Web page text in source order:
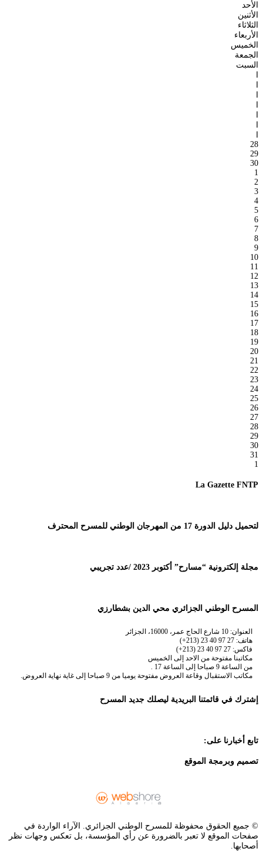
الأحد
الأثنين
الثلاثاء
الأربعاء
الخميس
الجمعة
السبت
28
29
30
1
2
3
4
5
6
7
8
9
10
11
12
13
14
15
16
17
18
19
20
21
22
23
24
25
26
27
28
29
30
31
1
La Gazette FNTP
لتحميل دليل الدورة 17 من المهرجان الوطني للمسرح المحترف
مجلة إلكترونية “مسارح” أكتوبر 2023 /عدد تجريبي
المسرح الوطني الجزائري محي الدين بشطارزي
العنوان: 10 شارع الحاج عمر، 16000، الجزائر
هاتف: 27 97 40 23 (213+)
فاكس: 27 97 40 23 (213+)
مكاتبنا مفتوحة من الاحد إلى الخميس
من الساعة 9 صباحا إلى الساعة 17 .
مكاتب الاستقبال وقاعة العروض مفتوحة يوميا من 9 صباحا إلى غاية نهاية العروض.
إشترك في قائمتنا البريدية ليصلك جديد المسرح
تابع أخبارنا على:
تصميم وبرمجة الموقع
© جميع الحقوق محفوظة للمسرح الوطني الجزائري. الآراء الواردة في
صفحات الموقع لا تعبر بالضرورة عن رأي المؤسسة، بل تعكس وجهات نظر
أصحابها.